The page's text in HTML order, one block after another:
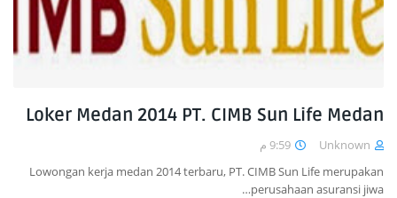
Loker Medan 2014 PT. CIMB Sun Life Medan
Unknown
9:59 م
Lowongan kerja medan 2014 terbaru, PT. CIMB Sun Life merupakan
perusahaan asuransi jiwa…